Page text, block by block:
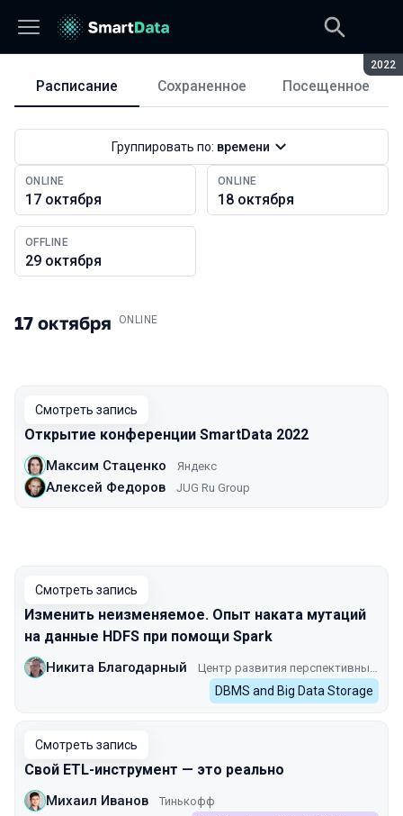
2022
Расписание
Расписание Сохраненное Посещенное
ONLINE
17 октября
ONLINE
18 октября
OFFLINE
29 октября
Группировать по: времени
17 октября .ONLINE
Смотреть запись
Открытие конференции SmartData 2022
Максим Стаценко Яндекс
Алексей Федоров JUG Ru Group
Смотреть запись
Изменить неизменяемое. Опыт наката мутаций
на данные HDFS при помощи Spark
Никита Благодарный
DBMS and Big Data Storage
Смотреть запись
Свой ETL-инструмент — это реально
Михаил Иванов Тинькофф